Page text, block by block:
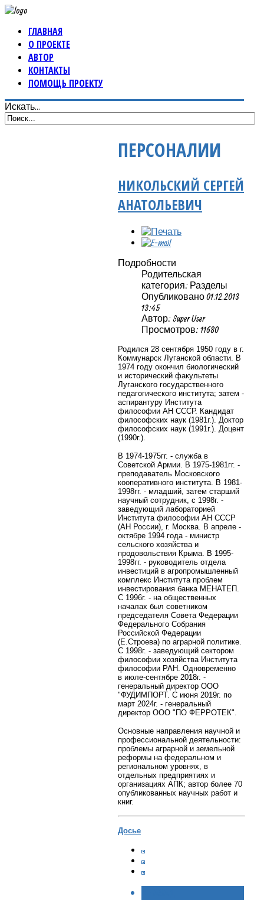
ГЛАВНАЯ
О ПРОЕКТЕ
АВТОР
КОНТАКТЫ
ПОМОЩЬ ПРОЕКТУ
Искать...
ПЕРСОНАЛИИ
НИКОЛЬСКИЙ СЕРГЕЙ
АНАТОЛЬЕВИЧ
Подробности
Родительская
категория: Разделы
Опубликовано 01.12.2013
13:45
Автор: Super User
Просмотров: 11680
Родился 28 сентября 1950 году в г.
Коммунарск Луганской области. В
1974 году окончил биологический
и исторический факультеты
Луганского государственного
педагогического института; затем -
аспирантуру Института
философии АН СССР. Кандидат
философских наук (1981г.). Доктор
философских наук (1991г.). Доцент
(1990г.).
В 1974-1975гг. - служба в
Советской Армии. В 1975-1981гг. -
преподаватель Московского
кооперативного института. В 1981-
1998гг. - младший, затем старший
научный сотрудник, с 1998г. -
заведующий лабораторией
Института философии АН СССР
(АН России), г. Москва. В апреле -
октябре 1994 года - министр
сельского хозяйства и
продовольствия Крыма. В 1995-
1998гг. - руководитель отдела
инвестиций в агропромышленный
комплекс Института проблем
инвестирования банка МЕНАТЕП.
С 1996г. - на общественных
началах был советником
председателя Совета Федерации
Федерального Собрания
Российской Федерации
(Е.Строева) по аграрной политике.
C 1998г. - заведующий сектором
философии хозяйства Института
философии РАН. Одновременно
в июле-сентябре 2018г. -
генеральный директор ООО
"ФУДИМПОРТ. С июня 2019г. по
март 2024г. - генеральный
директор ООО "ПО ФЕРРОТЕК".
Основные направления научной и
профессиональной деятельности:
проблемы аграрной и земельной
реформы на федеральном и
региональном уровнях, в
отдельных предприятиях и
организациях АПК; автор более 70
опубликованных научных работ и
книг.
Досье